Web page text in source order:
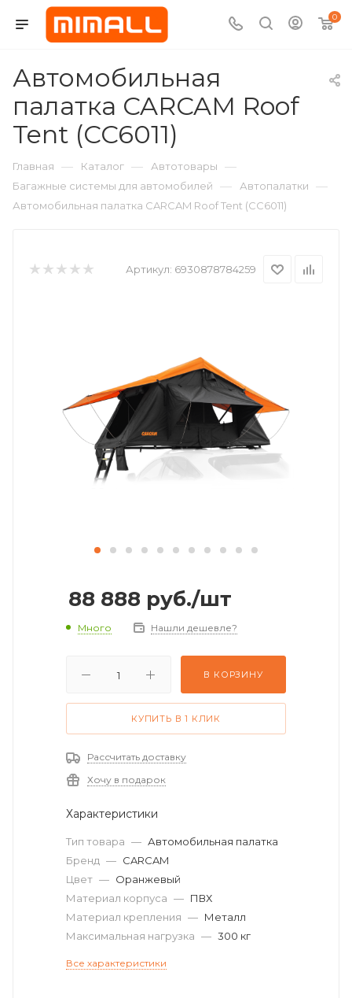
0
Автомобильная
палатка CARCAM Roof
Tent (CC6011)
Главная — Каталог — Автотовары —
Багажные системы для автомобилей — Автопалатки —
Автомобильная палатка CARCAM Roof Tent (CC6011)
Артикул: 6930878784259
88 888 руб./шт
Много Нашли дешевле?
В КОРЗИНУ
КУПИТЬ В 1 КЛИК
Рассчитать доставку
Хочу в подарок
Характеристики
Тип товара — Автомобильная палатка
Бренд — CARCAM
Цвет — Оранжевый
Материал корпуса — ПВХ
Материал крепления — Металл
Максимальная нагрузка — 300 кг
Все характеристики